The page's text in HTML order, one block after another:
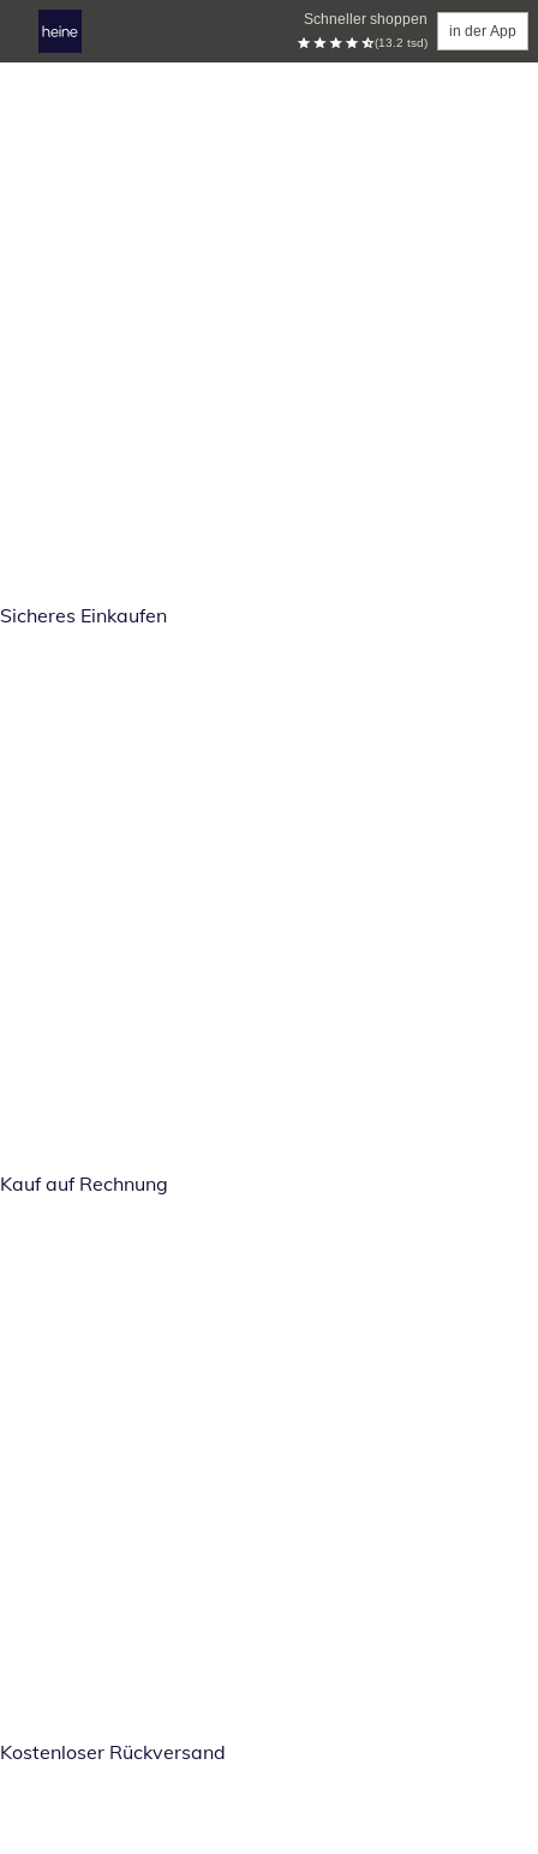
Schneller shoppen
(13.2 tsd)
in der App
Sicheres Einkaufen
Kauf auf Rechnung
Kostenloser Rückversand